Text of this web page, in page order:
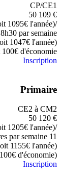
CP/CE1
€
109
50
/mois (soit 1095€ l'année)
8h30 par semaine
1047€ l'année)
d'économie]
Inscription
Primaire
CE2 à CM2
€
120
50
/mois (soit 1205€ l'année)
11 heures par semaine
1155€ l'année)
d'économie)
Inscription